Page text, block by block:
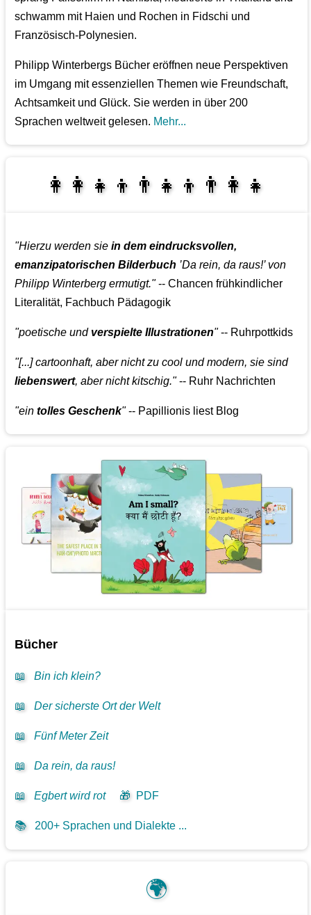
schwamm mit Haien und Rochen in Fidschi und
Französisch-Polynesien.
Philipp Winterbergs Bücher eröffnen neue Perspektiven
im Umgang mit essenziellen Themen wie Freundschaft,
Achtsamkeit und Glück. Sie werden in über 200
Sprachen weltweit gelesen. Mehr...
👩‍👩‍👧‍👦👨‍👧‍👦👨‍👩‍👧
👩‍👩‍👧‍👧👨‍👩‍👧‍👧
"Hierzu werden siein dem eindrucksvollen,
emanzipatorischen Bilderbuch ’Da rein, da raus!’ von
Philipp Winterberg ermutigt."-- Chancen frühkindlicher
Literalität, Fachbuch Pädagogik
"poetische und verspielte Illustrationen"-- Ruhrpottkids
"[...] cartoonhaft, aber nicht zu cool und modern, sie sind
liebenswert, aber nicht kitschig."-- Ruhr Nachrichten
"eintolles Geschenk"-- Papillionis liest Blog
Bücher
📖 Bin ich klein?
📖 Der sicherste Ort der Welt
📖 Fünf Meter Zeit
📖 Da rein, da raus!
📖 Egbert wird rot 🎁 PDF
📚 200+ Sprachen und Dialekte ...
🌍